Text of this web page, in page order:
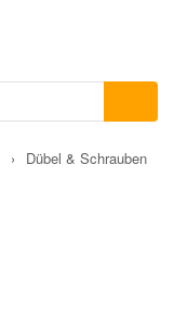
› Dübel & Schrauben